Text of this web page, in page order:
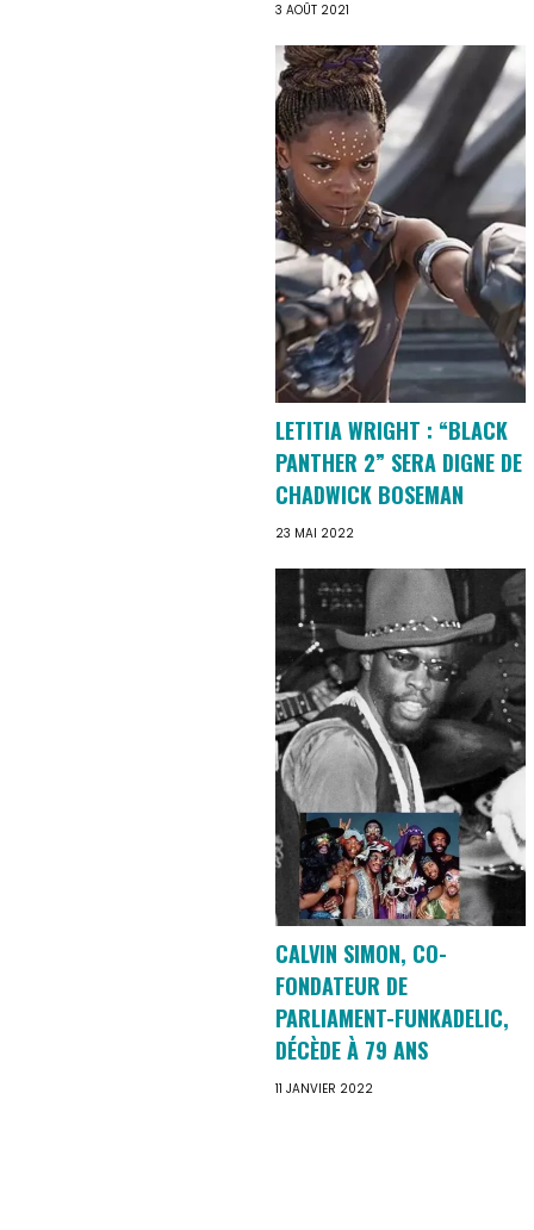
3 AOÛT 2021
LETITIA WRIGHT : “BLACK
PANTHER 2” SERA DIGNE DE
CHADWICK BOSEMAN
23 MAI 2022
CALVIN SIMON, CO-
FONDATEUR DE
PARLIAMENT-FUNKADELIC,
DÉCÈDE À 79 ANS
11 JANVIER 2022